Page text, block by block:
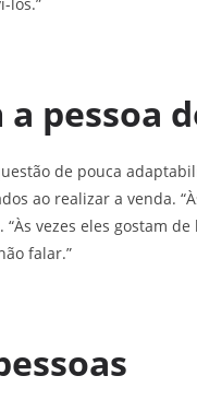
a pessoa
de pouca
ao realizar a venda.
vezes eles gostam de
falar.”